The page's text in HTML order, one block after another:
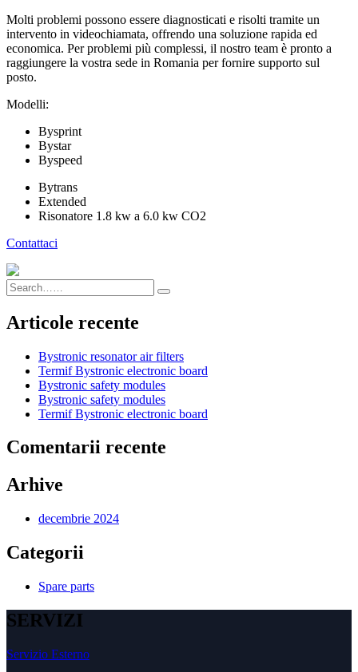
Molti problemi possono essere diagnosticati e risolti tramite un
intervento in videochiamata, offrendo una soluzione rapida ed
economica. Per problemi più complessi, il nostro team è pronto a
raggiungere la vostra sede in Romania per fornire supporto sul
posto.
Modelli:
Bysprint
Bystar
Byspeed
Bytrans
Extended
Risonatore 1.8 kw a 6.0 kw CO2
Contattaci
Articole recente
Bystronic resonator air filters
Termif Bystronic electronic board
Bystronic safety modules
Bystronic safety modules
Termif Bystronic electronic board
Comentarii recente
Arhive
decembrie 2024
Categorii
Spare parts
SERVIZI
Servizio Esterno